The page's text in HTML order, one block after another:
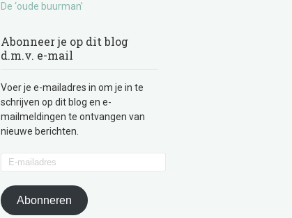
De ‘oude buurman’
Abonneer je op dit blog
d.m.v. e-mail
Voer je e-mailadres in om je in te
schrijven op dit blog en e-
mailmeldingen te ontvangen van
nieuwe berichten.
Abonneren